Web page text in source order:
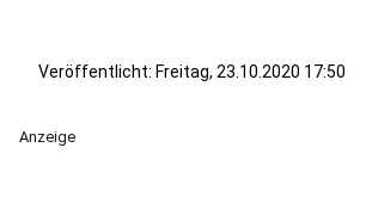
Veröffentlicht: Freitag, 23.10.2020 17:50
Anzeige